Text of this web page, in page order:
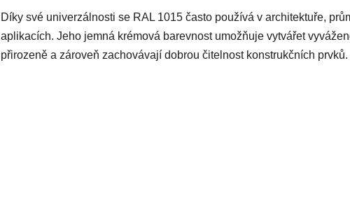
Díky své univerzálnosti se RAL 1015 často používá v architektuře,
aplikacích. Jeho jemná krémová barevnost umožňuje vytvářet
přirozeně a zároveň zachovávají dobrou čitelnost konstrukčních prvků.